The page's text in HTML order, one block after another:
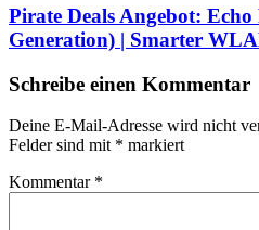
Pirate Deals Angebot: Echo
Generation) | Smarter
Schreibe einen Kommentar
Deine E-Mail-Adresse wird nicht
Felder sind mit * markiert
Kommentar *